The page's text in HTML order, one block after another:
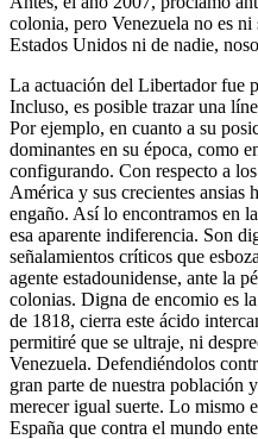
colonia, pero Venezuela no es
Estados Unidos ni de nadie,
La actuación del Libertador fue
Incluso, es posible trazar una
Por ejemplo, en cuanto a su
dominantes en su época, como
configurando. Con respecto a
América y sus crecientes ansias
engaño. Así lo encontramos en
esa aparente indiferencia. Son
señalamientos críticos que
agente estadounidense, ante la
colonias. Digna de encomio es
de 1818, cierra este ácido
permitiré que se ultraje, ni
Venezuela. Defendiéndolos
gran parte de nuestra población
merecer igual suerte. Lo mismo
España que contra el mundo